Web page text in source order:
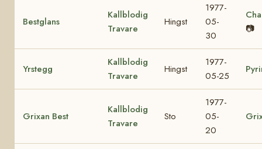
Bestglans
Kallblodig
Travare
Hingst
1977-
05-
30
📷
Yrstegg
Kallblodig
Travare
Hingst
1977-
05-25
Grixan Best
Kallblodig
Travare
Sto
1977-
05-
20